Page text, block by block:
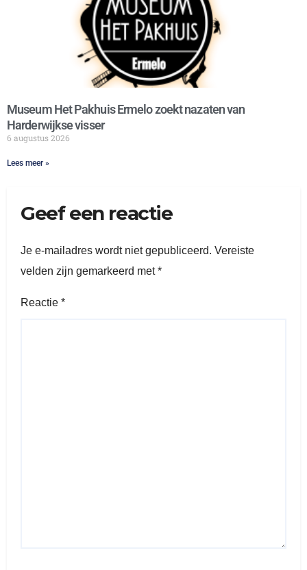
Museum Het Pakhuis Ermelo zoekt nazaten van
Harderwijkse visser
6 augustus 2026
Lees meer »
Geef een reactie
Je e-mailadres wordt niet gepubliceerd. Vereiste
velden zijn gemarkeerd met*
Reactie *